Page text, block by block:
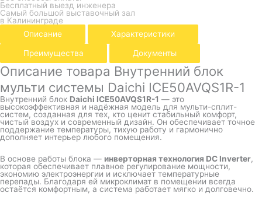
Бесплатный выезд инженера
Самый большой выставочный зал
в Калининграде
Описание
Характеристики
Преимущества Документы
Описание товара Внутренний блок
мульти системы Daichi ICE50AVQS1R-1
Внутренний блок Daichi ICE50AVQS1R-1 — это
высокоэффективная и надёжная модель для мульти-сплит-
систем, созданная для тех, кто ценит стабильный комфорт,
чистый воздух и современный дизайн. Он обеспечивает точное
поддержание температуры, тихую работу и гармонично
дополняет интерьер любого помещения.
В основе работы блока — инверторная технология DC Inverter,
которая обеспечивает плавное регулирование мощности,
экономию электроэнергии и исключает температурные
перепады. Благодаря ей микроклимат в помещении всегда
остаётся комфортным, а система работает мягко и долговечно.